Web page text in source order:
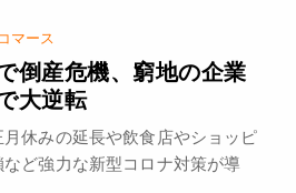
マース
倒産危機、窮地の企業
大逆転
休みの延長や飲食店やショッピ
ど強力な新型コロナ対策が導